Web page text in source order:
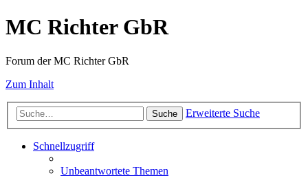
MC Richter GbR
Forum der MC Richter GbR
Zum Inhalt
Suche Erweiterte Suche
Schnellzugriff
Unbeantwortete Themen